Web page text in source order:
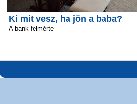
Ki mit vesz, ha jön a baba?
A bank felmérte